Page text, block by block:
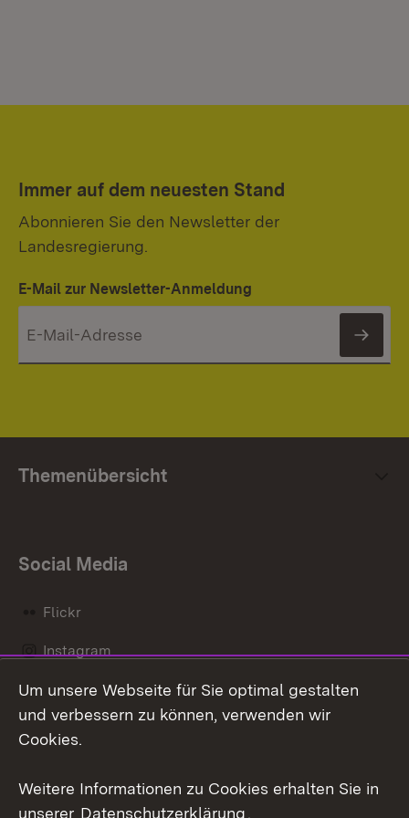
Immer auf dem neuesten Stand
Abonnieren Sie den Newsletter der
Landesregierung.
E-Mail zur Newsletter-Anmeldung
Themenübersicht
Social Media
Flickr
Instagram
Social Wall
Um unsere Webseite für Sie optimal gestalten
und verbessern zu können, verwenden wir
Cookies.
Weitere Informationen zu Cookies erhalten Sie in
unserer Datenschutzerklärung.